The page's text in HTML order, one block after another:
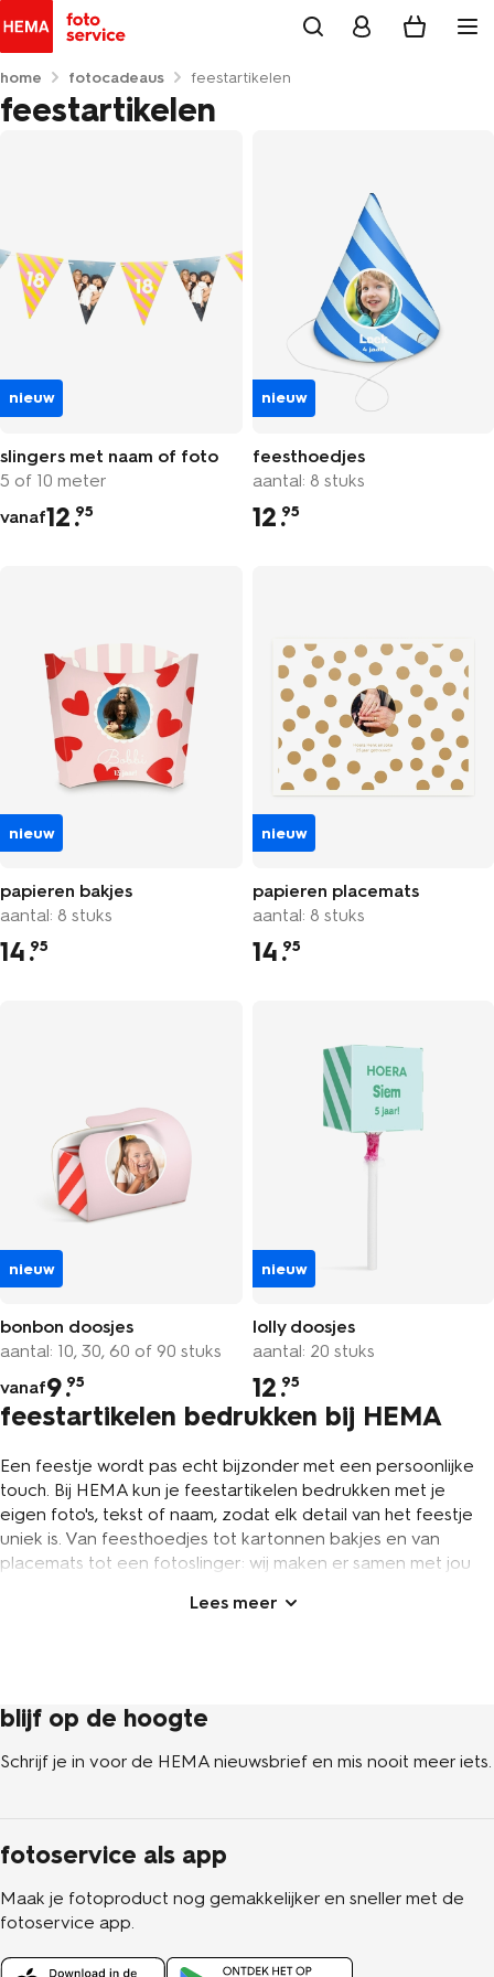
home fotocadeaus feestartikelen
feestartikelen
nieuw
slingers met naam of foto
5 of 10 meter
vanaf12.95
nieuw
feesthoedjes
aantal: 8 stuks
12.95
nieuw
papieren bakjes
aantal: 8 stuks
14.95
nieuw
papieren placemats
aantal: 8 stuks
14.95
nieuw
bonbon doosjes
aantal: 10, 30, 60 of 90 stuks
vanaf9.95
nieuw
lolly doosjes
aantal: 20 stuks
12.95
feestartikelen bedrukken bij HEMA
Een feestje wordt pas echt bijzonder met een persoonlijke
touch. Bij HEMA kun je feestartikelen bedrukken met je
eigen foto's, tekst of naam, zodat elk detail van het feestje
uniek is. Van feesthoedjes tot kartonnen bakjes en van
placemats tot een fotoslinger: wij maken er samen met jou
voor een verjaardag, babyshower of ander feestelijk
feesthoedjes bedrukken met eigen
foto of tekst
feestmuts draagt. Of je nu op zoek bent naar een
verjaardagshoedje of een feestmuts voor een babyshower
met een foto erop: bij ons kun je een feesthoedje maken dat
precies bij jouw feestje past.
blijf op de hoogte
Schrijf je in voor de HEMA nieuwsbrief en mis nooit meer iets.
fotoservice als app
Maak je fotoproduct nog gemakkelijker en sneller met de
fotoservice app.